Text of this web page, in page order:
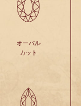
オーバル
カット